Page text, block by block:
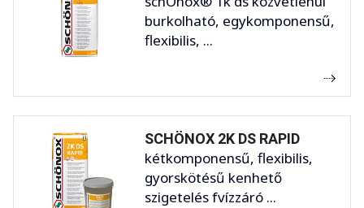
burkolható, egykomponensű,
flexibilis, ...
SCHÖNOX 2K DS RAPID
kétkomponensű, flexibilis,
gyorskötésű kenhető
szigetelés fvízzáró ...